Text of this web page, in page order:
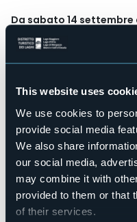
This website uses
We use cookies to
provide social media
We also share
our social media,
may combine it with
provided to them or that
of their services.
Da sabato 14 settembre
consecutivi, la biblioteca
Risveglio nella poesia:
dall’opera di autori
supporti multimediali. Si
dopo l’ascolto per
emozioni risultanti da
permetterà di entrare
delle parole che
totale fruizione dei
ma si richiede la
L'evento si svolgerà